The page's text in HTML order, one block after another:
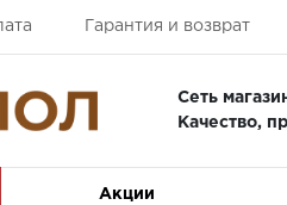
Гарантия и возврат
Сеть
Качество,
Акции